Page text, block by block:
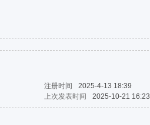
注册时间 2025-4-13 18:39
上次发表时间 2025-10-21 16:23